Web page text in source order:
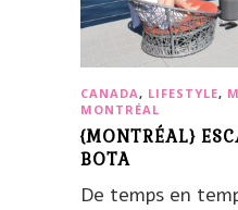
CANADA, LIFESTYLE,
MONTRÉAL
{MONTRÉAL}
BOTA
De temps en